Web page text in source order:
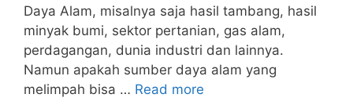
Daya Alam, misalnya saja hasil tambang, hasil
minyak bumi, sektor pertanian, gas alam,
perdagangan, dunia industri dan lainnya.
Namun apakah sumber daya alam yang
melimpah bisa … Read more